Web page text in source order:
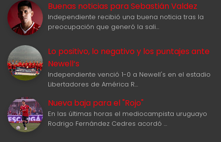
Buenas noticias para Sebastián Valdez
Independiente recibió una buena noticia tras la
preocupación que generó la sali…
Lo positivo, lo negativo y los puntajes ante
Newell‘s
Independiente venció 1-0 a Newell's en el estadio
Libertadores de América R…
Nueva baja para el "Rojo"
En las últimas horas el mediocampista uruguayo
Rodrigo Fernández Cedres acordó …